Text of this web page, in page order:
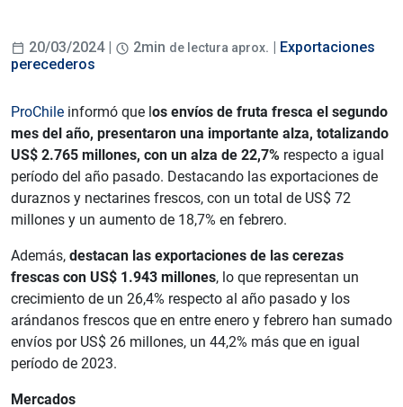
20/03/2024 | 2min de lectura aprox. |
Exportaciones
perecederos
ProChile informó que l os envíos de fruta fresca el segundo
mes del año, presentaron una importante alza, totalizando
US$ 2.765 millones, con un alza de 22,7% respecto a igual
período del año pasado. Destacando las exportaciones de
duraznos y nectarines frescos, con un total de US$ 72
millones y un aumento de 18,7% en febrero.
Además, destacan las exportaciones de las cerezas
frescas con US$ 1.943 millones, lo que representan un
crecimiento de un 26,4% respecto al año pasado y los
arándanos frescos que en entre enero y febrero han sumado
envíos por US$ 26 millones, un 44,2% más que en igual
período de 2023.
Mercados